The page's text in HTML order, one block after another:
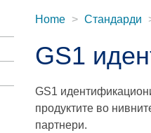
Home Стандарди
GS1
GS1
продуктите во
партнери.